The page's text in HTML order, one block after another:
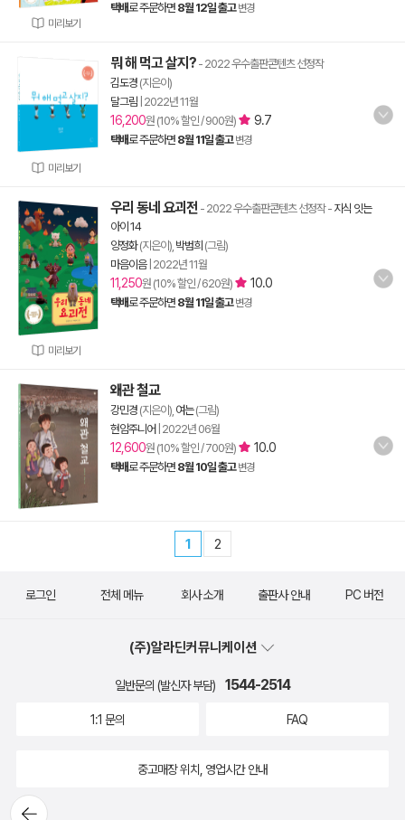
미리보기
택배로 주문하면 8월 12일 출고 변경
미리보기
뭐 해 먹고 살지? - 2022 우수출판콘텐츠 선정작
김도경 (지은이)
달그림 2022년 11월
16,200원 (10% 할인 / 900원) 9.7
택배로 주문하면 8월 11일 출고 변경
미리보기
우리 동네 요괴전 - 2022 우수출판콘텐츠 선정작- 지식 잇는
아이 14
양정화(지은이), 박범희 (그림)
마음이음| 2022년 11월
11,250원 (10% 할인 / 620원) 10.0
택배로 주문하면 8월 11일 출고 변경
왜관 철교
강민경 (지은이), 여는(그림)
현암주니어 2022년 06월
12,600원 (10% 할인 / 700원) 10.0
택배로 주문하면 8월 10일 출고 변경
1 2
뒤로가
로그인 전체 메뉴 회사 소개 출판사 안내 PC 버전
(주)알라딘커뮤니케이션
일반문의 (발신자 부담) 1544-2514
1:1 문의 FAQ
중고매장 위치, 영업시간 안내